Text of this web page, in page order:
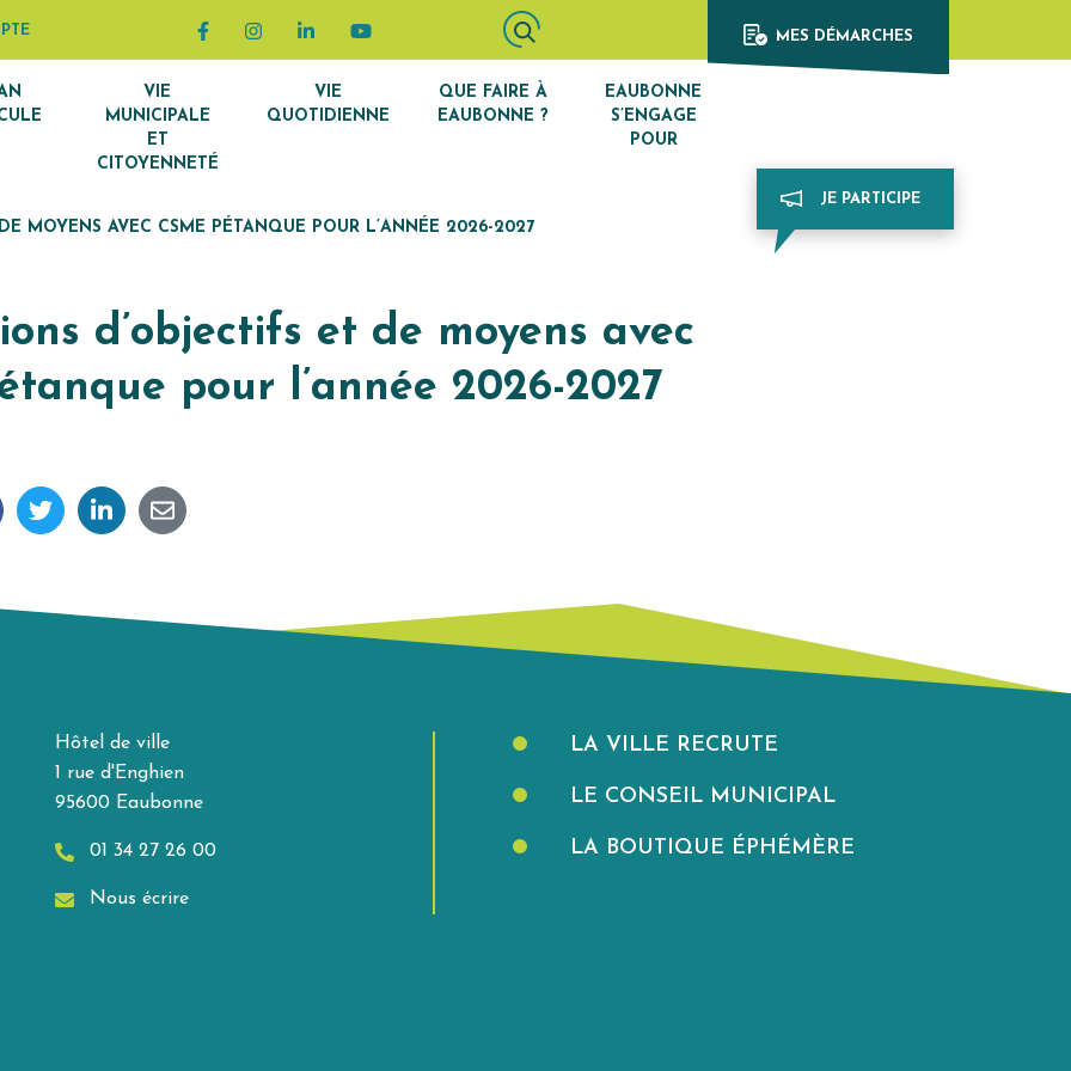
Lien vers le compte Facebook
Lien vers le compte Instagram
Lien vers le compte Linkedin
Lien vers la chaîne YoutubeAfficher la recherche
MES DÉMARCHES
VIE
MUNICIPALE
ET
CITOYENNETÉ
VIE
QUOTIDIENNE
QUE FAIRE À
EAUBONNE ?
EAUBONNE
S’ENGAGE
POUR
JE PARTICIPE
MOYENS AVEC CSME PÉTANQUE POUR L’ANNÉE 2026-2027
d’objectifs et de moyens avec
pour l’année 2026-2027
Hôtel de ville
1 rue d'Enghien
95600 Eaubonne
01 34 27 26 00
Nous écrire
LA VILLE RECRUTE
LE CONSEIL MUNICIPAL
LA BOUTIQUE ÉPHÉMÈRE